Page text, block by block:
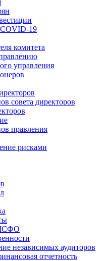
комитета
управления
совета директоров
правления
рисками
МСФО
независимых аудиторов
отчетность